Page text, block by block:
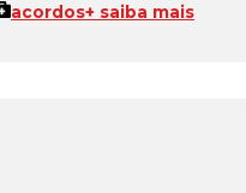
acordos+ saiba mais